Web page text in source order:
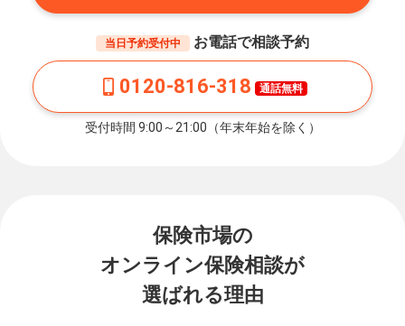
当日予約受付中 お電話で相談予約
0120-816-318 通話無料
受付時間 9:00～21:00（年末年始を除く）
保険市場の
オンライン保険相談が
選ばれる理由